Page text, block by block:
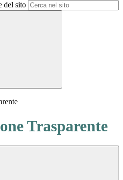
del sito
Trasparente